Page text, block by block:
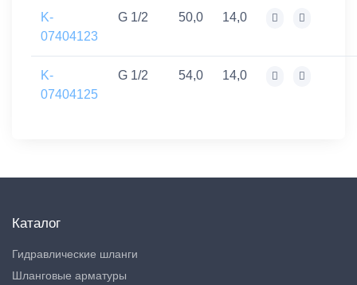
K-
07404123
G 1/2 50,0 14,0
K-
07404125
G 1/2 54,0 14,0
Каталог
Гидравлические шланги
Шланговые арматуры